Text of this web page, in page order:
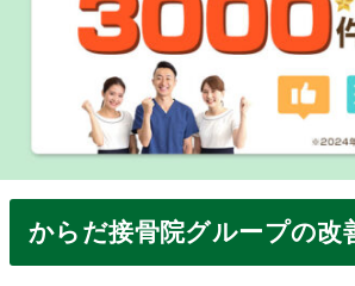
からだ接骨院グループの改